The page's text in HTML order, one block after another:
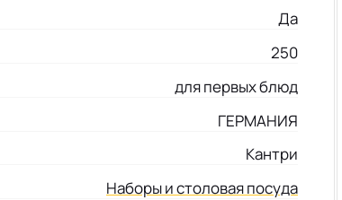
Да
250
для первых блюд
ГЕРМАНИЯ
Кантри
Наборы и столовая посуда